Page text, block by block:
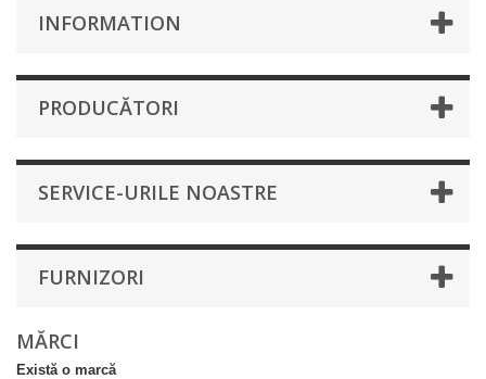
INFORMATION
PRODUCĂTORI
SERVICE-URILE NOASTRE
FURNIZORI
MĂRCI
Există o marcă